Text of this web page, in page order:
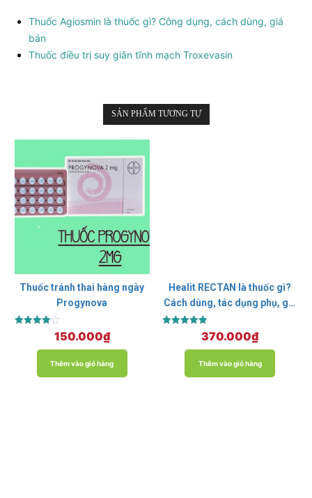
Thuốc Agiosmin là thuốc gì? Công dụng, cách dùng, giá
bán
Thuốc điều trị suy giãn tĩnh mạch Troxevasin
SẢN PHẨM TƯƠNG TỰ
Thuốc tránh thai hàng ngày
Progynova
4.00
150.000₫
Thêm vào giỏ hàng
Healit RECTAN là thuốc gì?
Cách dùng, tác dụng phụ, giá
bao nhiêu?
Được xếp
5.00
370.000₫
Thêm vào giỏ hàng